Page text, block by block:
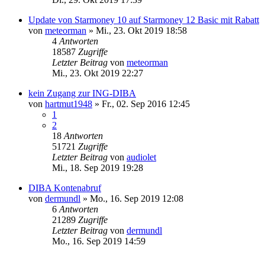
Update von Starmoney 10 auf Starmoney 12 Basic mit Rabatt
von meteorman » Mi., 23. Okt 2019 18:58
4 Antworten
18587 Zugriffe
Letzter Beitrag von meteorman
Mi., 23. Okt 2019 22:27
kein Zugang zur ING-DIBA
von hartmut1948 » Fr., 02. Sep 2016 12:45
1
2
18 Antworten
51721 Zugriffe
Letzter Beitrag von audiolet
Mi., 18. Sep 2019 19:28
DIBA Kontenabruf
von dermundl » Mo., 16. Sep 2019 12:08
6 Antworten
21289 Zugriffe
Letzter Beitrag von dermundl
Mo., 16. Sep 2019 14:59